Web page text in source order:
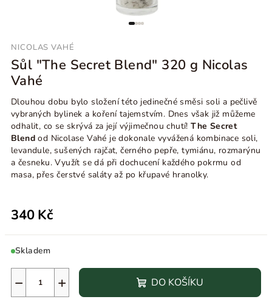
NICOLAS VAHÉ
Sůl "The Secret Blend" 320 g Nicolas
Vahé
Dlouhou dobu bylo složení této jedinečné směsi soli a pečlivě
vybraných bylinek a koření tajemstvím. Dnes však již můžeme
odhalit, co se skrývá za její výjimečnou chutí!The Secret
Blend od Nicolase Vahé je dokonale vyvážená kombinace soli,
levandule, sušených rajčat, černého pepře, tymiánu, rozmarýnu
a česneku. Využít se dá při dochucení každého pokrmu od
masa, přes čerstvé saláty až po křupavé hranolky.
340 Kč
Skladem
+
− DO KOŠÍKU